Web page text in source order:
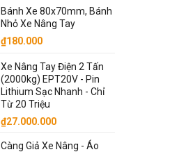
là:
₫68.000.000.
tại
là:
Bánh Xe 80x70mm, Bánh
Nhỏ Xe Nâng Tay
₫180.000
Xe Nâng Tay Điện 2 Tấn
(2000kg) EPT20V - Pin
Lithium Sạc Nhanh - Chỉ
Từ 20 Triệu
₫27.000.000
Càng Giả Xe Nâng - Áo